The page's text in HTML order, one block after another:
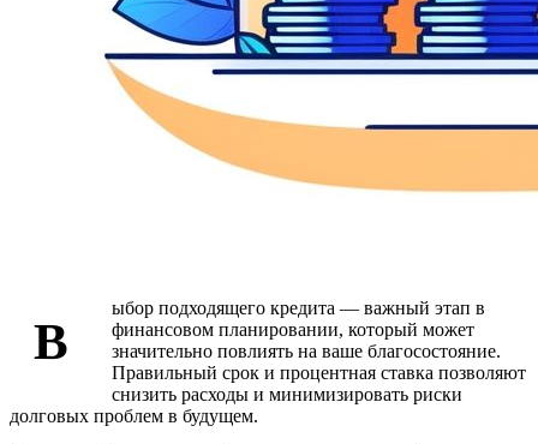
В
ыбор подходящего кредита — важный этап в
финансовом планировании, который может
значительно повлиять на ваше благосостояние.
Правильный срок и процентная ставка позволяют
снизить расходы и минимизировать риски
долговых проблем в будущем.